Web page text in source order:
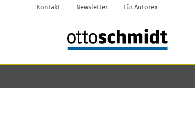
Kontakt Newsletter Für Autoren